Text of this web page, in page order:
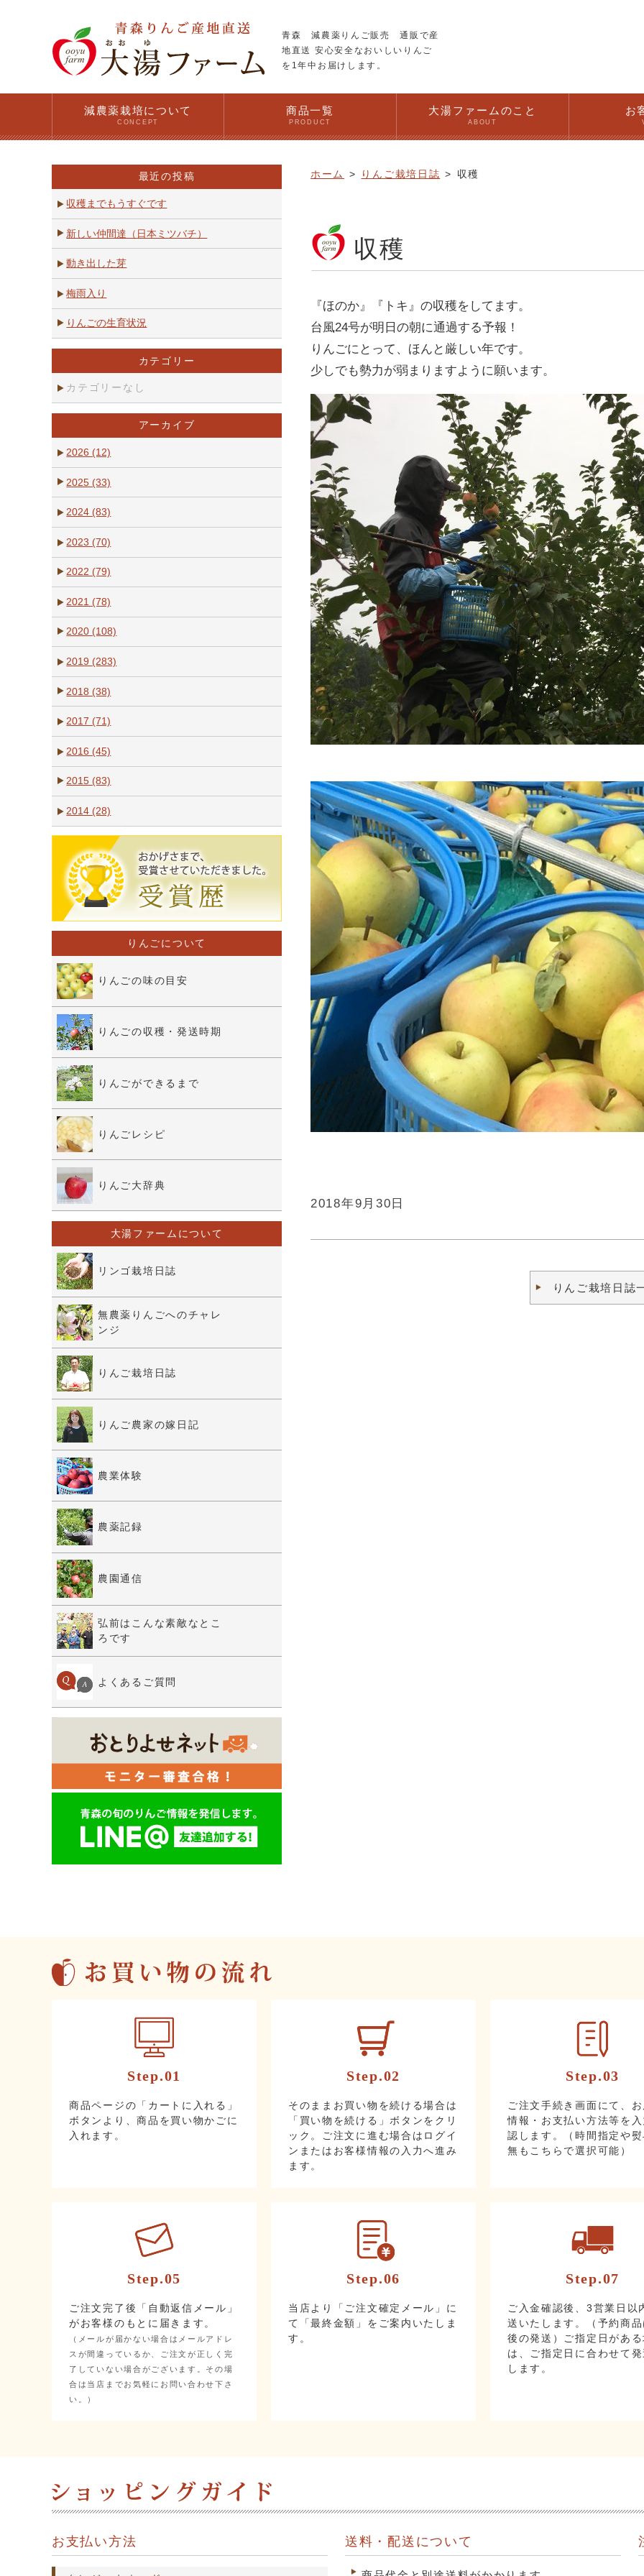
青森 減農薬りんご販売 通販で産
地直送 安心安全なおいしいりんご
を1年中お届けします。
減農薬栽培について
CONCEPT
商品一覧
PRODUCT
大湯ファームのこと
ABOUT
お
ホーム りんご栽培日誌 収穫
収穫
『ほのか』『トキ』の収穫をしてます。
台風24号が明日の朝に通過する予報！
りんごにとって、ほんと厳しい年です。
少しでも勢力が弱まりますように願います。
2018年9月30日
りんご栽培日誌
最近の投稿
収穫までもうすぐです
新しい仲間達（日本ミツバチ）
動き出した芽
梅雨入り
りんごの生育状況
カテゴリー
カテゴリーなし
アーカイブ
2026 (12)
2025 (33)
2024 (83)
2023 (70)
2022 (79)
2021 (78)
2020 (108)
2019 (283)
2018 (38)
2017 (71)
2016 (45)
2015 (83)
2014 (28)
りんごについて
りんごの味の目安
りんごの収穫・発送時期
りんごができるまで
りんごレシピ
りんご大辞典
大湯ファームについて
リンゴ栽培日誌
無農薬りんごへのチャレ
ンジ
りんご栽培日誌
りんご農家の嫁日記
農業体験
農薬記録
農園通信
弘前はこんな素敵なとこ
ろです
よくあるご質問
Step.01
商品ページの「カートに入れる」
ボタンより、商品を買い物かごに
入れます。
Step.02
そのままお買い物を続ける場合は
「買い物を続ける」ボタンをクリ
ック。ご注文に進む場合はログイ
ンまたはお客様情報の入力へ進み
ます。
Step.03
ご注文手続き画面にて、
情報・お支払い方法等を
認します。（時間指定や
無もこちらで選択可能）
Step.05
ご注文完了後「自動返信メール」
がお客様のもとに届きます。
（メールが届かない場合はメールアドレ
スが間違っているか、ご注文が正しく完
了していない場合がございます。その場
合は当店までお気軽にお問い合わせ下さ
い。）
Step.06
当店より「ご注文確定メール」に
て「最終金額」をご案内いたしま
す。
Step.07
ご入金確認後、3営業日以
送いたします。（予約商
後の発送）ご指定日があ
は、ご指定日に合わせて
します。
お支払い方法 送料・配送について